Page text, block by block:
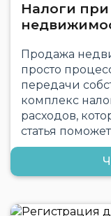
Налоги
Продажа
просто
передачи
комплекс
расходов,
статья